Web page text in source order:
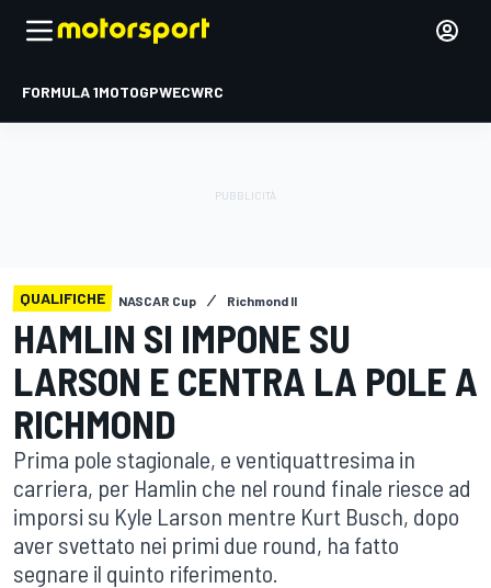
FORMULA 1MOTOGPWECWRC
QUALIFICHE NASCAR Cup Richmond II
HAMLIN SI IMPONE SU
LARSON E CENTRA LA POLE A
RICHMOND
Prima pole stagionale, e ventiquattresima in
carriera, per Hamlin che nel round finale riesce ad
imporsi su Kyle Larson mentre Kurt Busch, dopo
aver svettato nei primi due round, ha fatto
segnare il quinto riferimento.